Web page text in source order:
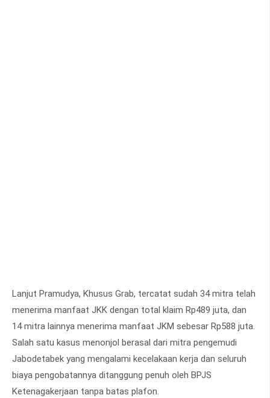
Lanjut Pramudya, Khusus Grab, tercatat sudah 34 mitra telah
menerima manfaat JKK dengan total klaim Rp489 juta, dan
14 mitra lainnya menerima manfaat JKM sebesar Rp588 juta.
Salah satu kasus menonjol berasal dari mitra pengemudi
Jabodetabek yang mengalami kecelakaan kerja dan seluruh
biaya pengobatannya ditanggung penuh oleh BPJS
Ketenagakerjaan tanpa batas plafon.